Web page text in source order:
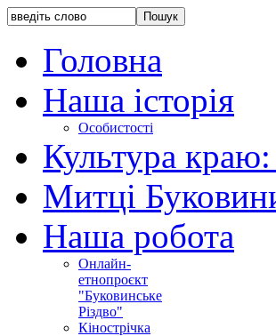
Головна
Наша історія
Особистості
Культура
Митці
Наша робота
Онлайн-
етнопроєкт
"Буковинське
Різдво"
Кінострічка